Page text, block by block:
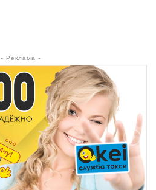
- Реклама -